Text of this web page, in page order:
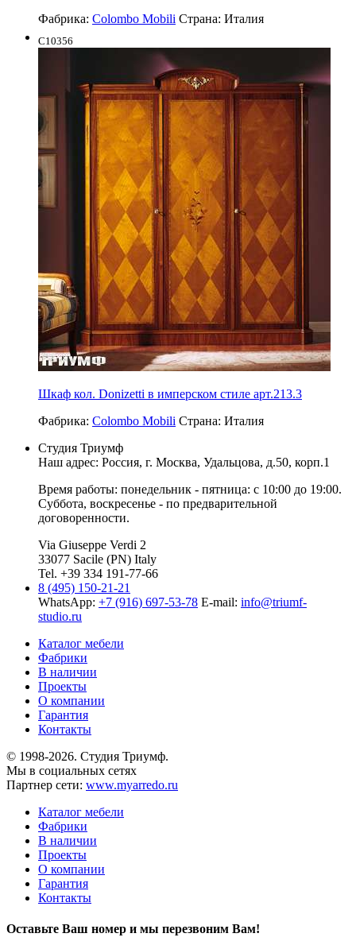
Фабрика: Colombo Mobili Страна: Италия
C10356
Шкаф кол. Donizetti в имперском стиле арт.213.3
Фабрика: Colombo Mobili Страна: Италия
Студия Триумф
Наш адрес: Россия, г. Москва, Удальцова, д.50, корп.1
Время работы: понедельник - пятница: с 10:00 до 19:00.
Суббота, воскресенье - по предварительной
договоренности.
Via Giuseppe Verdi 2
33077 Sacile (PN) Italy
Tel. +39 334 191-77-66
8 (495) 150-21-21
WhatsApp: +7 (916) 697-53-78 E-mail: info@triumf-
studio.ru
Каталог мебели
Фабрики
В наличии
Проекты
О компании
Гарантия
Контакты
© 1998-2026. Студия Триумф.
Мы в социальных сетях
Партнер сети: www.myarredo.ru
Каталог мебели
Фабрики
В наличии
Проекты
О компании
Гарантия
Контакты
Оставьте Ваш номер и мы перезвоним Вам!